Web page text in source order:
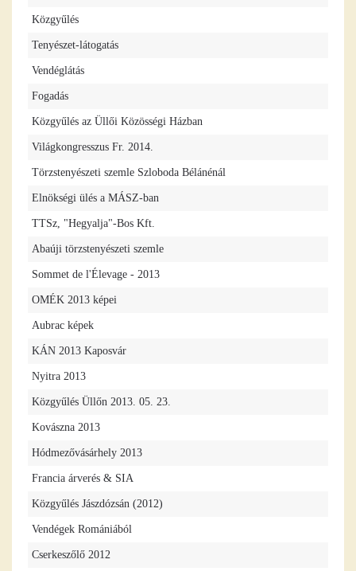
Közgyűlés
Tenyészet-látogatás
Vendéglátás
Fogadás
Közgyűlés az Üllői Közösségi Házban
Világkongresszus Fr. 2014.
Törzstenyészeti szemle Szloboda Bélánénál
Elnökségi ülés a MÁSZ-ban
TTSz, "Hegyalja"-Bos Kft.
Abaúji törzstenyészeti szemle
Sommet de l'Élevage - 2013
OMÉK 2013 képei
Aubrac képek
KÁN 2013 Kaposvár
Nyitra 2013
Közgyűlés Üllőn 2013. 05. 23.
Kovászna 2013
Hódmezővásárhely 2013
Francia árverés & SIA
Közgyűlés Jászdózsán (2012)
Vendégek Romániából
Cserkeszőlő 2012